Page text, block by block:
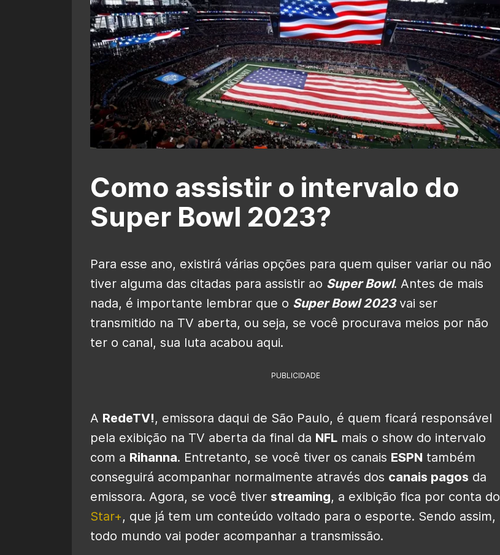
Como assistir o intervalo do
Super Bowl 2023?
Para esse ano, existirá várias opções para quem quiser variar ou não
tiver alguma das citadas para assistir ao Super Bowl. Antes de mais
nada, é importante lembrar que o Super Bowl 2023vai ser
transmitido na TV aberta, ou seja, se você procurava meios por não
ter o canal, sua luta acabou aqui.
PUBLICIDADE
A RedeTV!, emissora daqui de São Paulo, é quem ficará responsável
pela exibição na TV aberta da final da NFL mais o show do intervalo
com a Rihanna. Entretanto, se você tiver os canais ESPN também
conseguirá acompanhar normalmente através dos canais pagos da
emissora. Agora, se você tiver streaming, a exibição fica por conta do
Star+, que já tem um conteúdo voltado para o esporte. Sendo assim,
todo mundo vai poder acompanhar a transmissão.